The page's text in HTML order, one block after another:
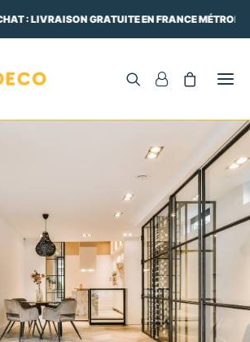
: LIVRAISON GRATUITE EN FRANCE